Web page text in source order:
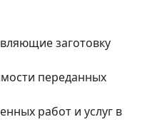
заготовку
переданных
работ и услуг в